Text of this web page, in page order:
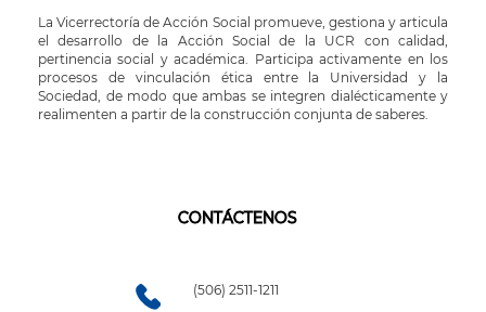
La Vicerrectoría de Acción Social promueve, gestiona y articula
el desarrollo de la Acción Social de la UCR con calidad,
pertinencia social y académica. Participa activamente en los
procesos de vinculación ética entre la Universidad y la
Sociedad, de modo que ambas se integren dialécticamente y
realimenten a partir de la construcción conjunta de saberes.
CONTÁCTENOS
(506) 2511-1211